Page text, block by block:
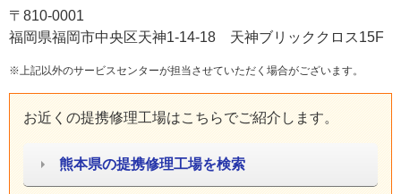
〒810-0001
福岡県福岡市中央区天神1-14-18 天神ブリッククロス15F
※上記以外のサービスセンターが担当させていただく場合がございます。
お近くの提携修理工場はこちらでご紹介します。
熊本県の提携修理工場を検索